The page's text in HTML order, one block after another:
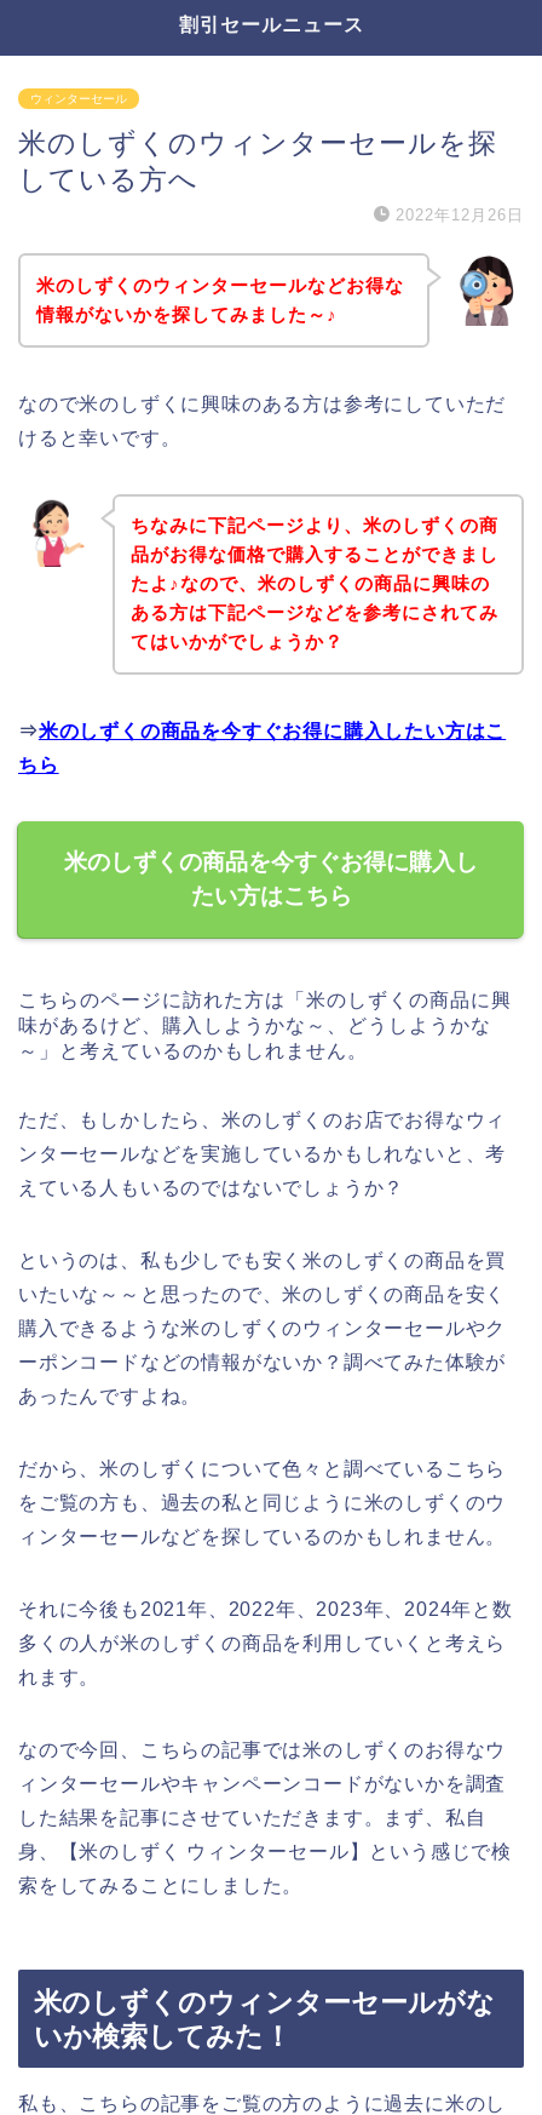
割引セールニュース
ウィンターセール
米のしずくのウィンターセールを探
している方へ
2022年12月26日
米のしずくのウィンターセールなどお得な
情報がないかを探してみました～♪
なので米のしずくに興味のある方は参考にしていただ
けると幸いです。
ちなみに下記ページより、米のしずくの商
品がお得な価格で購入することができまし
たよ♪なので、米のしずくの商品に興味の
ある方は下記ページなどを参考にされてみ
てはいかがでしょうか？
⇒米のしずくの商品を今すぐお得に購入したい方はこ
ちら
米のしずくの商品を今すぐお得に購入し
たい方はこちら
こちらのページに訪れた方は「米のしずくの商品に興
味があるけど、購入しようかな～、どうしようかな
～」と考えているのかもしれません。
ただ、もしかしたら、米のしずくのお店でお得なウィ
ンターセールなどを実施しているかもしれないと、考
えている人もいるのではないでしょうか？
というのは、私も少しでも安く米のしずくの商品を買
いたいな～～と思ったので、米のしずくの商品を安く
購入できるような米のしずくのウィンターセールやク
ーポンコードなどの情報がないか？調べてみた体験が
あったんですよね。
だから、米のしずくについて色々と調べているこちら
をご覧の方も、過去の私と同じように米のしずくのウ
ィンターセールなどを探しているのかもしれません。
それに今後も2021年、2022年、2023年、2024年と数
多くの人が米のしずくの商品を利用していくと考えら
れます。
なので今回、こちらの記事では米のしずくのお得なウ
ィンターセールやキャンペーンコードがないかを調査
した結果を記事にさせていただきます。まず、私自
身、【米のしずく ウィンターセール】という感じで検
索をしてみることにしました。
米のしずくのウィンターセールがな
いか検索してみた！
私も、こちらの記事をご覧の方のように過去に米のし